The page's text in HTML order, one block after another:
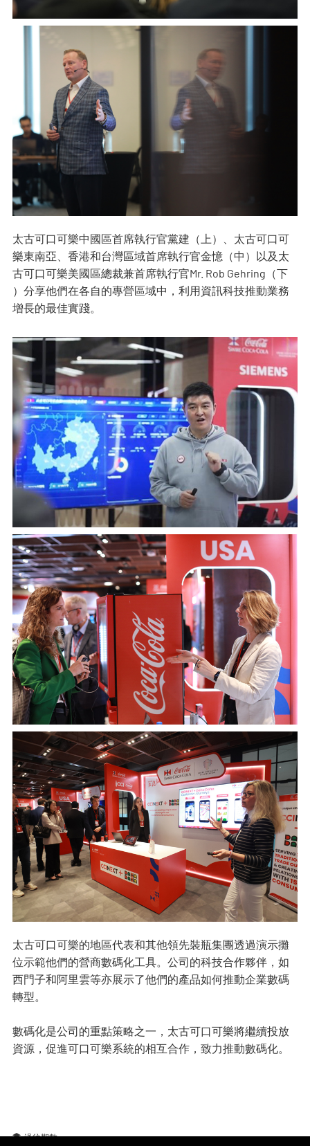
太古可口可樂中國區首席執行官黨建（ 上 ）、太古可口可
樂東南亞、香港和台灣區域首席執行官金憶（中）以及太
古可口可樂美國區總裁兼首席執行官Mr. Rob Gehring（下
）分享他們在各自的專營區域中，利用資訊科技推動業務
增長的最佳實踐。
太古可口可樂的地區代表和其他領先裝瓶集團透過演示攤
位示範他們的營商數碼化工具。公司的科技合作夥伴，如
西門子和阿里雲等亦展示了他們的產品如何推動企業數碼
轉型。
數碼化是公司的重點策略之一，太古可口可樂將繼續投放
資源，促進可口可樂系統的相互合作，致力推動數碼化。
過往期數